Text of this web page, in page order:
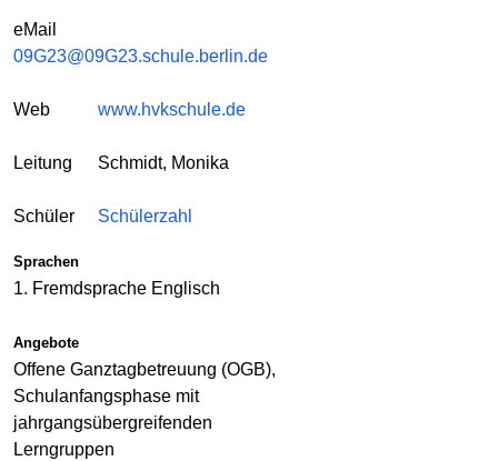
eMail
09G23@09G23.schule.berlin.de
Web www.hvkschule.de
Leitung Schmidt, Monika
Schüler Schülerzahl
Sprachen
1. Fremdsprache Englisch
Angebote
Offene Ganztagbetreuung (OGB),
Schulanfangsphase mit
jahrgangsübergreifenden
Lerngruppen